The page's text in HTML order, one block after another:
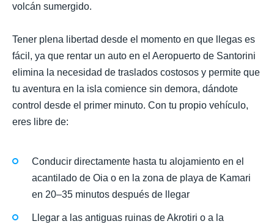
volcán sumergido.
Tener plena libertad desde el momento en que llegas es
fácil, ya que rentar un auto en el Aeropuerto de Santorini
elimina la necesidad de traslados costosos y permite que
tu aventura en la isla comience sin demora, dándote
control desde el primer minuto. Con tu propio vehículo,
eres libre de:
Conducir directamente hasta tu alojamiento en el
acantilado de Oia o en la zona de playa de Kamari
en 20–35 minutos después de llegar
Llegar a las antiguas ruinas de Akrotiri o a la